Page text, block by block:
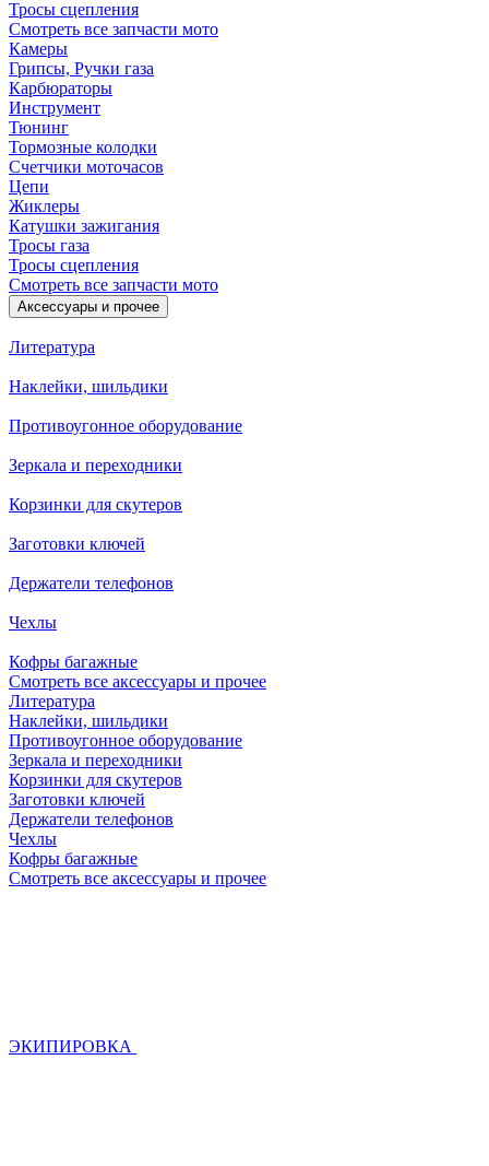
Тросы сцепления
Смотреть все запчасти мото
Камеры
Грипсы, Ручки газа
Карбюраторы
Инструмент
Тюнинг
Тормозные колодки
Счетчики моточасов
Цепи
Жиклеры
Катушки зажигания
Тросы газа
Тросы сцепления
Смотреть все запчасти мото
Аксессуары и прочее
Литература
Наклейки, шильдики
Противоугонное оборудование
Зеркала и переходники
Корзинки для скутеров
Заготовки ключей
Держатели телефонов
Чехлы
Кофры багажные
Смотреть все аксессуары и прочее
Литература
Наклейки, шильдики
Противоугонное оборудование
Зеркала и переходники
Корзинки для скутеров
Заготовки ключей
Держатели телефонов
Чехлы
Кофры багажные
Смотреть все аксессуары и прочее
ЭКИПИРОВКА